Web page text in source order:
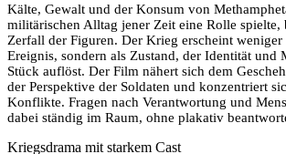
Kälte, Gewalt und der Konsum von
militärischen Alltag jener Zeit eine Rolle spielte,
Zerfall der Figuren. Der Krieg erscheint weniger
Ereignis, sondern als Zustand, der Identität und
Stück auflöst. Der Film nähert sich dem
der Perspektive der Soldaten und konzentriert
Konflikte. Fragen nach Verantwortung und
dabei ständig im Raum, ohne plakativ
Kriegsdrama mit starkem Cast